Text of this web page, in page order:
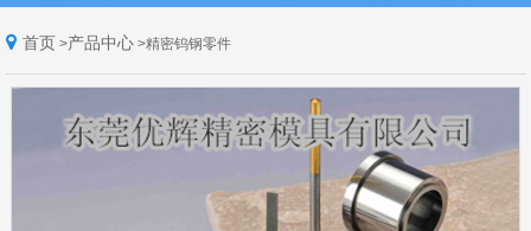
首页 >产品中心>精密钨钢零件